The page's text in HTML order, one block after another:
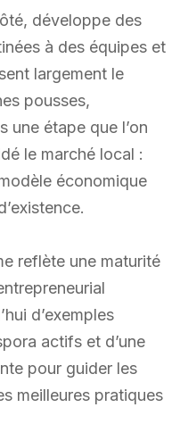
développe des
à des équipes et
largement le
pousses,
une étape que l’on
le marché local :
économique
reflète une maturité
d’exemples
actifs et d’une
pour guider les
meilleures pratiques